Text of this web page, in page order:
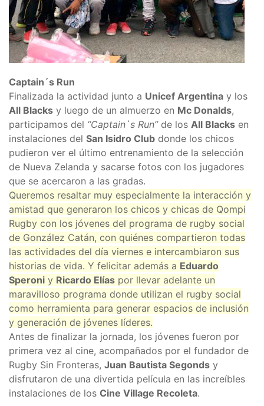
Captain´s Run
Finalizada la actividad junto a Unicef Argentina y los
All Blacks y luego de un almuerzo en Mc Donalds,
participamos del “Captain`s Run”de los All Blacks en
instalaciones del San Isidro Club donde los chicos
pudieron ver el último entrenamiento de la selección
de Nueva Zelanda y sacarse fotos con los jugadores
que se acercaron a las gradas.
Queremos resaltar muy especialmente la interacción y
amistad que generaron los chicos y chicas de Qompi
Rugby con los jóvenes del programa de rugby social
de González Catán, con quiénes compartieron todas
las actividades del día viernes e intercambiaron sus
historias de vida. Y felicitar además a Eduardo
Speroni y Ricardo Elías por llevar adelante un
maravilloso programa donde utilizan el rugby social
como herramienta para generar espacios de inclusión
y generación de jóvenes líderes.
Antes de finalizar la jornada, los jóvenes fueron por
primera vez al cine, acompañados por el fundador de
Rugby Sin Fronteras, Juan Bautista Segonds y
disfrutaron de una divertida película en las increíbles
instalaciones de los Cine Village Recoleta.